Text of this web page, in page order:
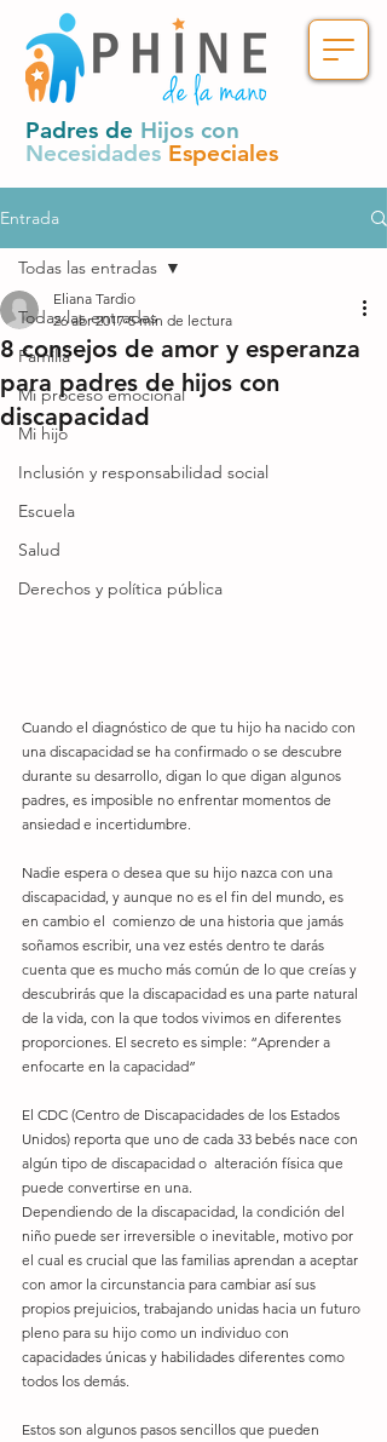
Padres de Hijos con
Necesidades Especiales
Entrada
Todas las entradas
Familia
Mi proceso emocional
Mi hijo
Inclusión y responsabilidad social
Escuela
Salud
Derechos y política pública
Todas las entradas
8 consejos de amor y esperanza
para padres de hijos con
discapacidad
Eliana Tardio
26 abr 2017 5 min de lectura
Cuando el diagnóstico de que tu hijo ha nacido con
una discapacidad se ha confirmado o se descubre
durante su desarrollo, digan lo que digan algunos
padres, es imposible no enfrentar momentos de
ansiedad e incertidumbre.
Nadie espera o desea que su hijo nazca con una
discapacidad, y aunque no es el fin del mundo, es
en cambio el  comienzo de una historia que jamás
soñamos escribir, una vez estés dentro te darás
cuenta que es mucho más común de lo que creías y
descubrirás que la discapacidad es una parte natural
de la vida, con la que todos vivimos en diferentes
proporciones. El secreto es simple: “Aprender a
enfocarte en la capacidad”
El CDC (Centro de Discapacidades de los Estados
Unidos) reporta que uno de cada 33 bebés nace con
algún tipo de discapacidad o  alteración física que
puede convertirse en una.
Dependiendo de la discapacidad, la condición del
niño puede ser irreversible o inevitable, motivo por
el cual es crucial que las familias aprendan a aceptar
con amor la circunstancia para cambiar así sus
propios prejuicios, trabajando unidas hacia un futuro
pleno para su hijo como un individuo con
capacidades únicas y habilidades diferentes como
todos los demás.
Estos son algunos pasos sencillos que pueden